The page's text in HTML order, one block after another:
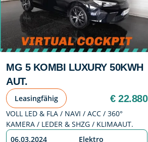
MG 5 KOMBI LUXURY 50KWH
AUT.
Leasingfähig € 22.880
VOLL LED & FLA / NAVI / ACC / 360°
KAMERA / LEDER & SHZG / KLIMAAUT.
06.03.2024
Elektro